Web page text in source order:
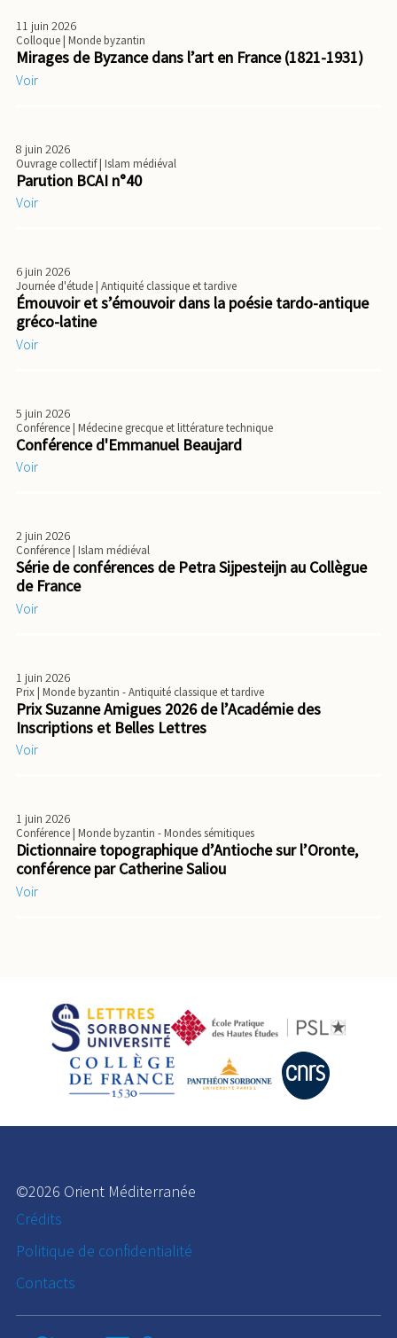
11 juin 2026
Colloque| Monde byzantin
Mirages de Byzance dans l’art en France (1821-1931)
Voir
8 juin 2026
Ouvrage collectif| Islam médiéval
Parution BCAI n°40
Voir
6 juin 2026
Journée d'étude| Antiquité classique et tardive
Émouvoir et s’émouvoir dans la poésie tardo-antique
gréco-latine
Voir
5 juin 2026
Conférence| Médecine grecque et littérature technique
Conférence d'Emmanuel Beaujard
Voir
2 juin 2026
Conférence| Islam médiéval
Série de conférences de Petra Sijpesteijn au Collègue
de France
Voir
1 juin 2026
Prix| Monde byzantin - Antiquité classique et tardive
Prix Suzanne Amigues 2026 de l’Académie des
Inscriptions et Belles Lettres
Voir
1 juin 2026
Conférence| Monde byzantin - Mondes sémitiques
Dictionnaire topographique d’Antioche sur l’Oronte,
conférence par Catherine Saliou
Voir
©2026 Orient Méditerranée
Crédits
Politique de confidentialité
Contacts